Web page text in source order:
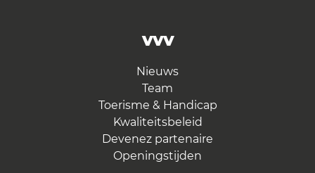
VVV
Nieuws
Team
Toerisme & Handicap
Kwaliteitsbeleid
Devenez partenaire
Openingstijden